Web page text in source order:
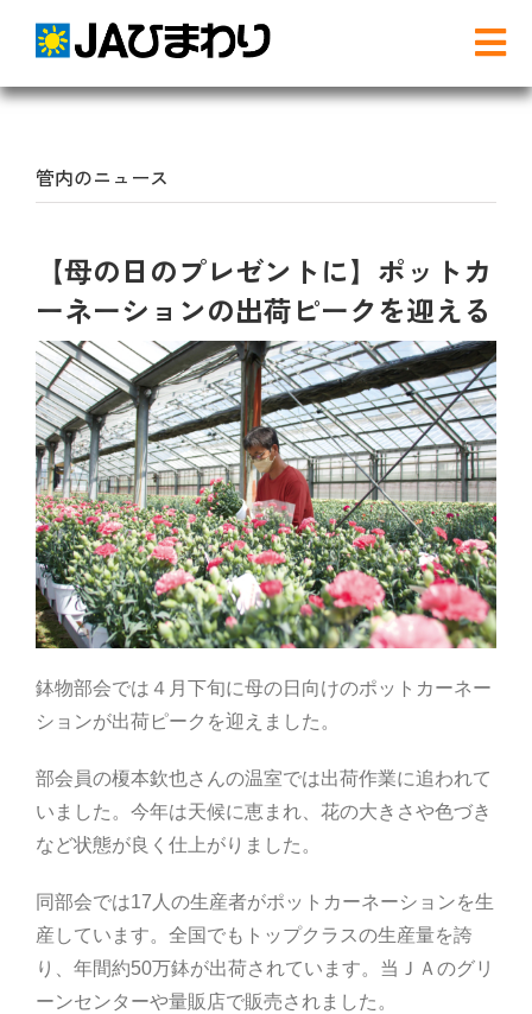
content
検
…
グリーンセンター
産直店舗のご案内
農産物直売事業とは
農畜産物・部会
部会のご案内
営農事業店舗
総合集出荷センター
営農資材センター
営農センター
管内のニュース
【母の日のプレゼントに】ポットカ
ーネーションの出荷ピークを迎える
鉢物部会では４月下旬に母の日向けのポットカーネー
ションが出荷ピークを迎えました。
部会員の榎本欽也さんの温室では出荷作業に追われて
いました。今年は天候に恵まれ、花の大きさや色づき
など状態が良く仕上がりました。
同部会では17人の生産者がポットカーネーションを生
産しています。全国でもトップクラスの生産量を誇
り、年間約50万鉢が出荷されています。当ＪＡのグリ
ーンセンターや量販店で販売されました。